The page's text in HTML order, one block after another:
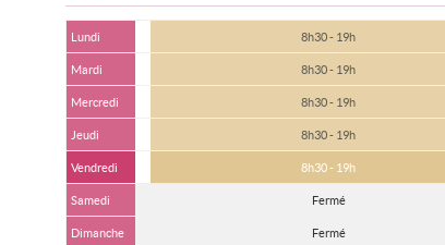
Lundi 8h30 - 19h
Mardi 8h30 - 19h
Mercredi 8h30 - 19h
Jeudi 8h30 - 19h
Vendredi 8h30 - 19h
Samedi Fermé
Dimanche Fermé